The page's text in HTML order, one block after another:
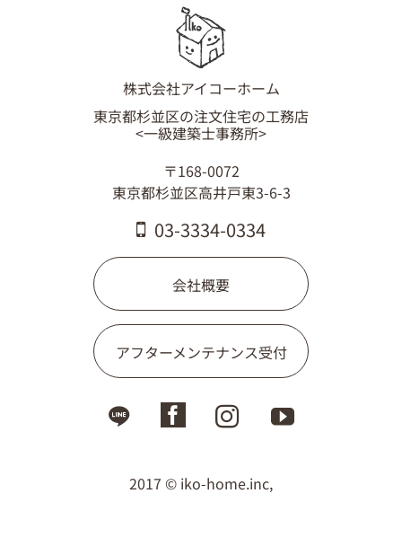
株式会社アイコーホーム
東京都杉並区の注文住宅の工務店
<一級建築士事務所>
〒168-0072
東京都杉並区高井戸東3-6-3
03-3334-0334
会社概要
アフターメンテナンス受付
2017 © iko-home.inc,